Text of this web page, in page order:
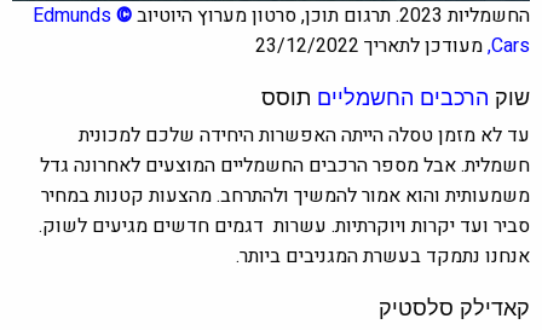
החשמליות 2023. תרגום תוכן, סרטון מערוץ היוטיוב ©
Edmunds
Cars
,מעודכן לתאריך 23/12/2022
שוקהרכבים החשמלייםתוסס
עד לא מזמן טסלה הייתה האפשרות היחידה שלכם למכונית
חשמלית. אבל מספר הרכבים החשמליים המוצעים לאחרונה גדל
משמעותית והוא אמור להמשיך ולהתרחב. מהצעות קטנות במחיר
סביר ועד יקרות ויוקרתיות.עשרות דגמים חדשים מגיעים לשוק.
אנחנו נתמקד בעשרת המגניבים ביותר.
קאדילק סלסטיק